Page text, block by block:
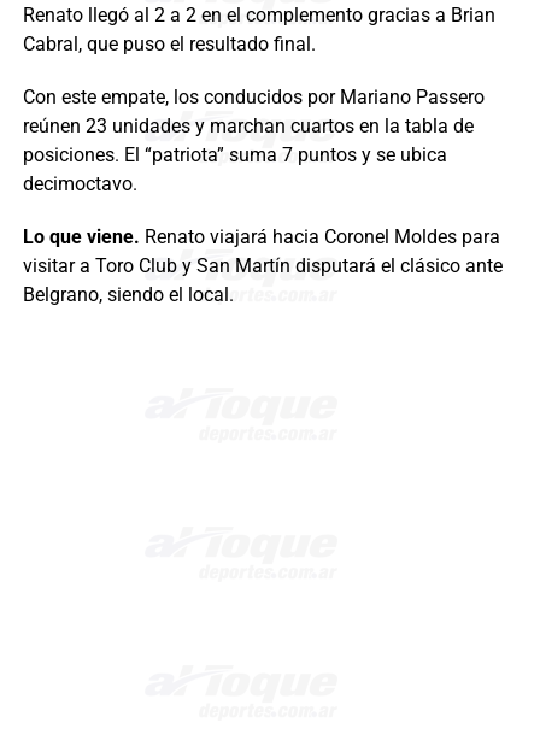
Renato llegó al 2 a 2 en el complemento gracias a Brian
Cabral, que puso el resultado final.
Con este empate, los conducidos por Mariano Passero
reúnen 23 unidades y marchan cuartos en la tabla de
posiciones. El “patriota” suma 7 puntos y se ubica
decimoctavo.
Lo que viene. Renato viajará hacia Coronel Moldes para
visitar a Toro Club y San Martín disputará el clásico ante
Belgrano, siendo el local.